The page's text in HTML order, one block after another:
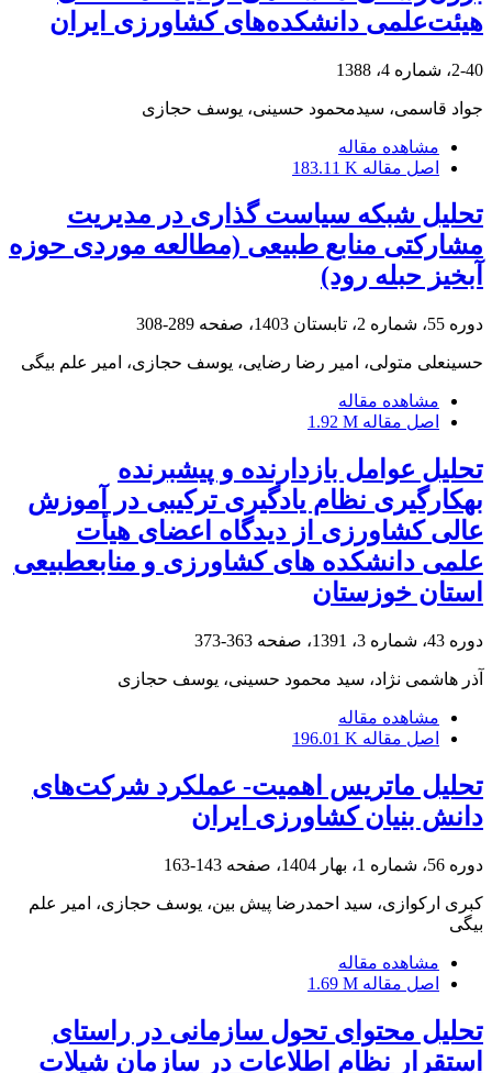
هیئت‌علمی دانشکده‌های کشاورزی ایران
2-40، شماره 4، 1388
جواد قاسمی، سیدمحمود حسینی، یوسف حجازی
مشاهده مقاله
اصل مقاله 183.11 K
تحلیل شبکه سیاست گذاری در مدیریت
مشارکتی منابع طبیعی (مطالعه موردی حوزه
آبخیز حبله رود)
دوره 55، شماره 2، تابستان 1403، صفحه 289-308
حسینعلی متولی، امیر رضا رضایی، یوسف حجازی، امیر علم بیگی
مشاهده مقاله
اصل مقاله 1.92 M
تحلیل عوامل بازدارنده و پیشبرنده
به‏کارگیری نظام یادگیری ترکیبی در آموزش
عالی کشاورزی از دیدگاه اعضای هیأت
علمی دانشکده‏ های کشاورزی و منابع‏طبیعی
استان خوزستان
دوره 43، شماره 3، 1391، صفحه 363-373
آذر هاشمی نژاد، سید محمود حسینی، یوسف حجازی
مشاهده مقاله
اصل مقاله 196.01 K
تحلیل ماتریس اهمیت- عملکرد شرکت‌های
دانش بنیان کشاورزی ایران
دوره 56، شماره 1، بهار 1404، صفحه 143-163
کبری ارکوازی، سید احمدرضا پیش بین، یوسف حجازی، امیر علم
بیگی
مشاهده مقاله
اصل مقاله 1.69 M
تحلیل محتوای تحول سازمانی در راستای
استقرار نظام اطلاعات در سازمان شیلات